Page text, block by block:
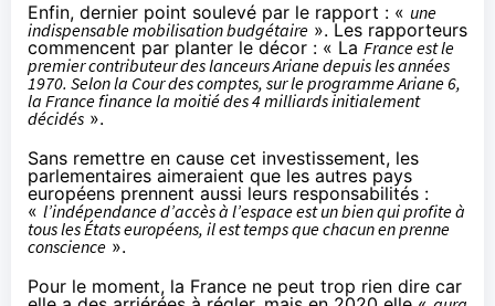
Enfin, dernier point soulevé par le rapport : « une
indispensable mobilisation budgétaire ». Les rapporteurs
commencent par planter le décor : « La France est le
premier contributeur des lanceurs Ariane depuis les années
1970. Selon la Cour des comptes, sur le programme Ariane 6,
la France finance la moitié des 4 milliards initialement
décidés ».
Sans remettre en cause cet investissement, les
parlementaires aimeraient que les autres pays
européens prennent aussi leurs responsabilités :
« l’indépendance d’accès à l’espace est un bien qui profite à
tous les États européens, il est temps que chacun en prenne
conscience ».
Pour le moment, la France ne peut trop rien dire car